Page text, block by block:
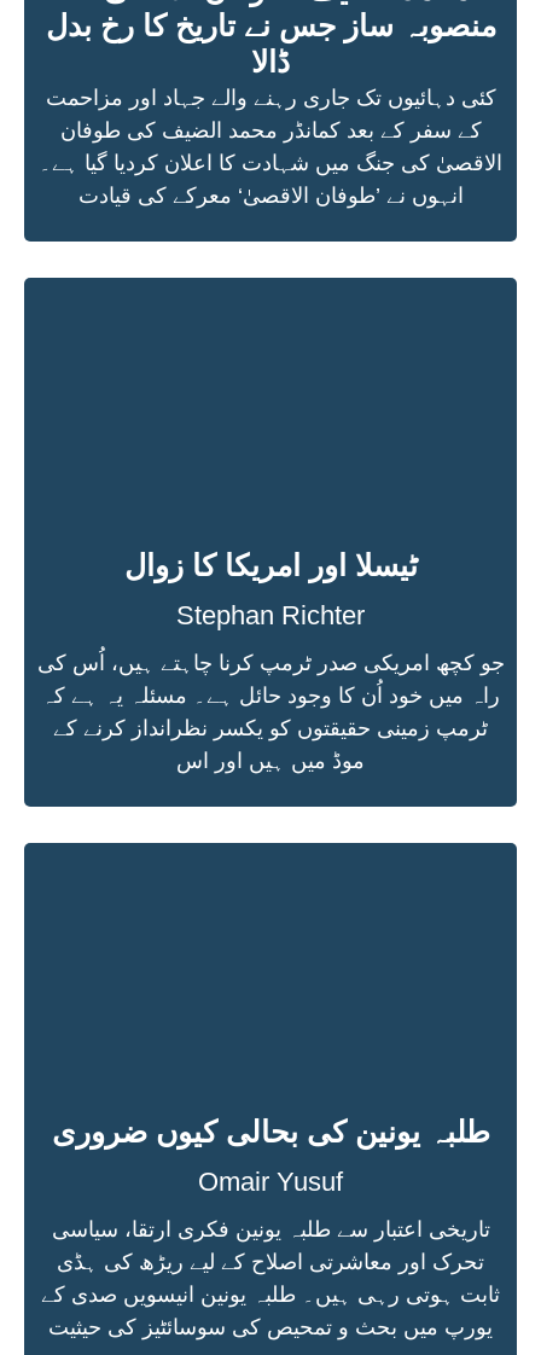
منصوبہ ساز جس نے تاریخ کا رخ بدل
ڈالا
کئی دہائیوں تک جاری رہنے والے جہاد اور مزاحمت
کے سفر کے بعد کمانڈر محمد الضیف کی طوفان
الاقصیٰ کی جنگ میں شہادت کا اعلان کردیا گیا ہے۔
انہوں نے ’طوفان الاقصیٰ‘ معرکے کی قیادت
ٹیسلا اور امریکا کا زوال
Stephan Richter
جو کچھ امریکی صدر ٹرمپ کرنا چاہتے ہیں، اُس کی
راہ میں خود اُن کا وجود حائل ہے۔ مسئلہ یہ ہے کہ
ٹرمپ زمینی حقیقتوں کو یکسر نظرانداز کرنے کے
موڈ میں ہیں اور اس
طلبہ یونین کی بحالی کیوں ضروری
Omair Yusuf
تاریخی اعتبار سے طلبہ یونین فکری ارتقا، سیاسی
تحرک اور معاشرتی اصلاح کے لیے ریڑھ کی ہڈی
ثابت ہوتی رہی ہیں۔ طلبہ یونین انیسویں صدی کے
یورپ میں بحث و تمحیص کی سوسائٹیز کی حیثیت